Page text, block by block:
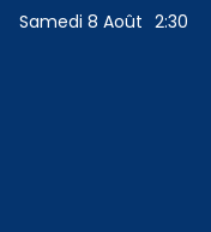
Samedi 8 Août 2:30